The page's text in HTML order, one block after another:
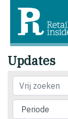
Updates
Titel